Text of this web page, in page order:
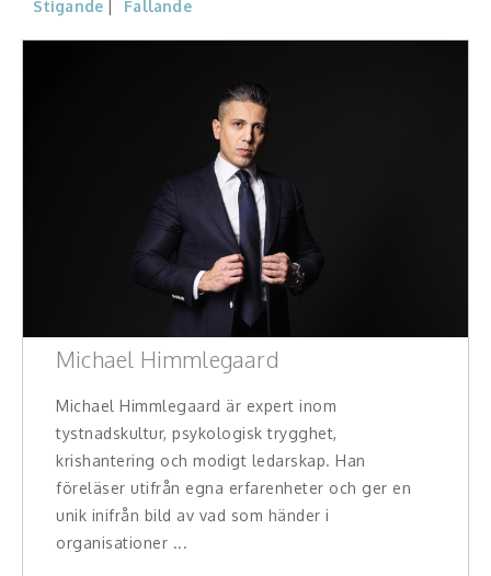
Workshopledare, facilitator
Underhållning och event
Humoristiska föredrag
Ljus och belysning
Komiker
Konst
Middagsunderhållning
Musiker
Stigande
Fallande
Michael Himmlegaard
Michael Himmlegaard är expert inom
tystnadskultur, psykologisk trygghet,
krishantering och modigt ledarskap. Han
föreläser utifrån egna erfarenheter och ger en
unik inifrån bild av vad som händer i
organisationer ...